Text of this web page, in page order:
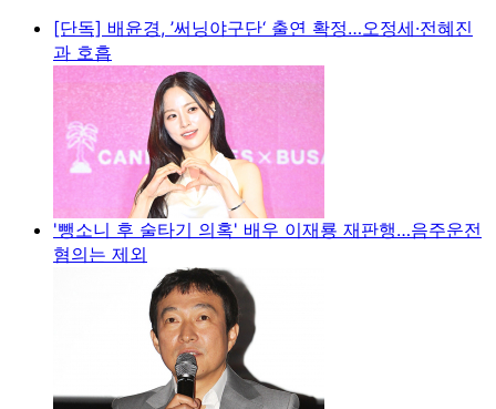
[단독] 배윤경, ’써닝야구단‘ 출연 확정…오정세·전혜진
과 호흡
'뺑소니 후 술타기 의혹' 배우 이재룡 재판행…음주운전
혐의는 제외